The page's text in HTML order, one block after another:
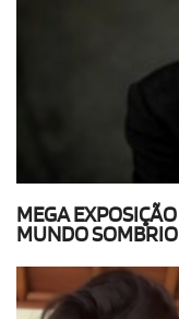
MEGA
MUNDO